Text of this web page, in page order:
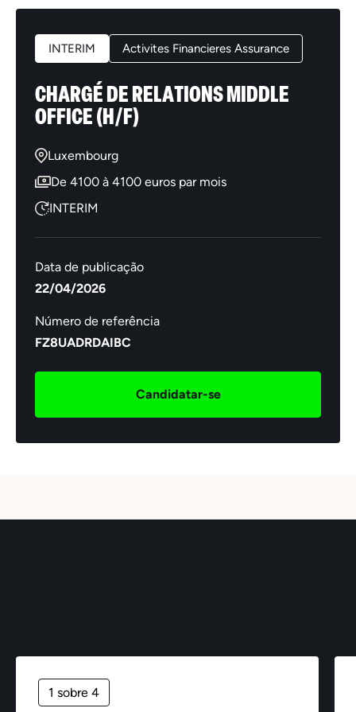
INTERIM Activites Financieres Assurance
CHARGÉ DE RELATIONS MIDDLE
OFFICE (H/F)
Luxembourg
De 4100 à 4100 euros par mois
INTERIM
Data de publicação
22/04/2026
Número de referência
FZ8UADRDAIBC
Candidatar-se
1 sobre 4